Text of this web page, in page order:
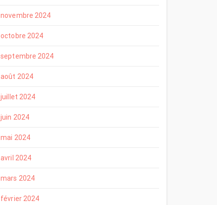
novembre 2024
octobre 2024
septembre 2024
août 2024
juillet 2024
juin 2024
mai 2024
avril 2024
mars 2024
février 2024